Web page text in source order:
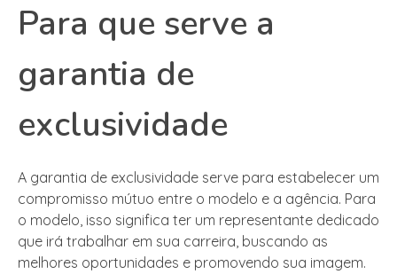
Para que serve a
garantia de
exclusividade
A garantia de exclusividade serve para estabelecer um
compromisso mútuo entre o modelo e a agência. Para
o modelo, isso significa ter um representante dedicado
que irá trabalhar em sua carreira, buscando as
melhores oportunidades e promovendo sua imagem.